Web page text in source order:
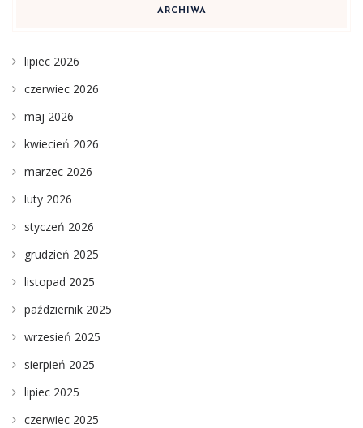
ARCHIWA
lipiec 2026
czerwiec 2026
maj 2026
kwiecień 2026
marzec 2026
luty 2026
styczeń 2026
grudzień 2025
listopad 2025
październik 2025
wrzesień 2025
sierpień 2025
lipiec 2025
czerwiec 2025